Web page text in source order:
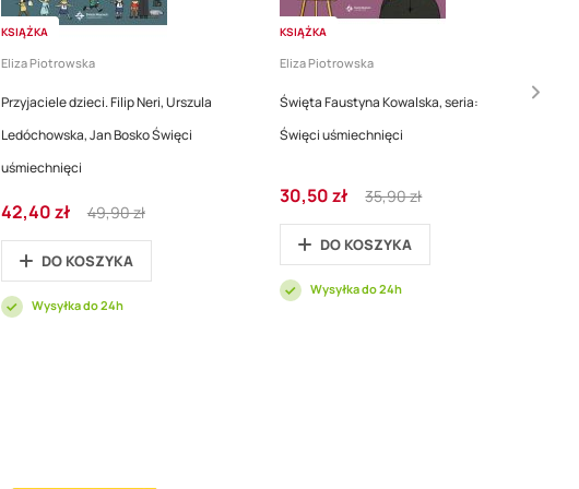
KSIĄŻKA
Eliza Piotrowska
Przyjaciele dzieci. Filip Neri, Urszula
Ledóchowska, Jan Bosko Święci
uśmiechnięci
Cena
promocyjna
42,40 zł
Regular
Price
49,90 zł
DO KOSZYKA
Wysyłka do 24h
KSIĄŻKA
Eliza Piotrowska
Święta Faustyna Kowalska, seria:
Święci uśmiechnięci
Cena
promocyjna
30,50 zł
Regular
Price
35,90 zł
DO KOSZYKA
Wysyłka do 24h